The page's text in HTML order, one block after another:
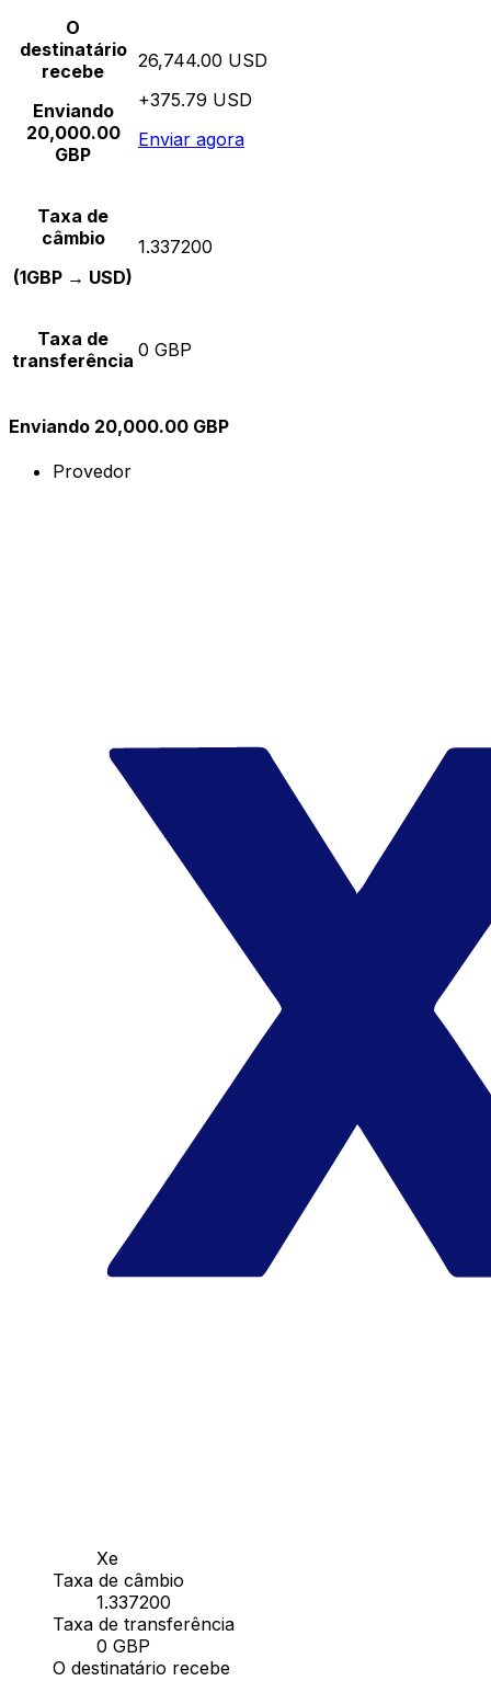
O
destinatário
recebe
Enviando
20,000.00
GBP
26,744.00 USD
+375.79 USD
Enviar agora
Taxa de
câmbio
(1GBP → USD)
1.337200
Taxa de
transferência 0 GBP
Enviando 20,000.00 GBP
Provedor
Xe
Taxa de câmbio
1.337200
Taxa de transferência
0 GBP
O destinatário recebe